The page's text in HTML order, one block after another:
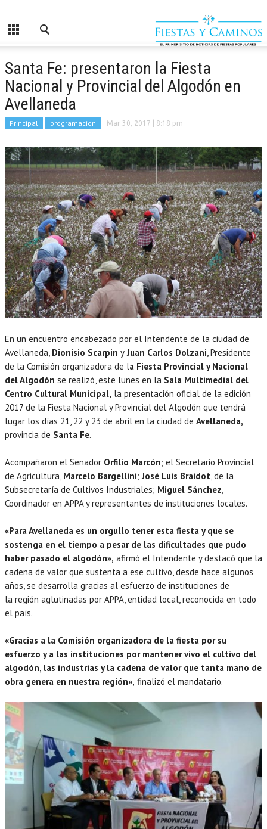
Santa Fe: presentaron la Fiesta
Nacional y Provincial del Algodón en
Avellaneda
Principal programacion Mar 30, 2017 | 8:18 pm
En un encuentro encabezado por el Intendente de la ciudad de
Avellaneda, Dionisio Scarpin yJuan Carlos Dolzani, Presidente
de la Comisión organizadora de la Fiesta Provincial y Nacional
del Algodón se realizó, este lunes en la Sala Multimedial del
Centro Cultural Municipal, la presentación oficial de la edición
2017 de la Fiesta Nacional y Provincial del Algodón que tendrá
lugar los días 21, 22 y 23 de abril en la ciudad de Avellaneda,
provincia de Santa Fe.
Acompañaron el Senador Orfilio Marcón; el Secretario Provincial
de Agricultura, Marcelo Bargellini;José Luis Braidot, de la
Subsecretaría de Cultivos Industriales; Miguel Sánchez,
Coordinador en APPA y representantes de instituciones locales.
«Para Avellaneda es un orgullo tener esta fiesta y que se
sostenga en el tiempo a pesar de las dificultades que pudo
haber pasado el algodón», afirmó el Intendente y destacó que la
cadena de valor que sustenta a ese cultivo, desde hace algunos
años, se desarrolla gracias al esfuerzo de instituciones de
la región aglutinadas por APPA, entidad local, reconocida en todo
el país.
«Gracias a la Comisión organizadora de la fiesta por su
esfuerzo y a las instituciones por mantener vivo el cultivo del
algodón, las industrias y la cadena de valor que tanta mano de
obra genera en nuestra región», finalizó el mandatario.